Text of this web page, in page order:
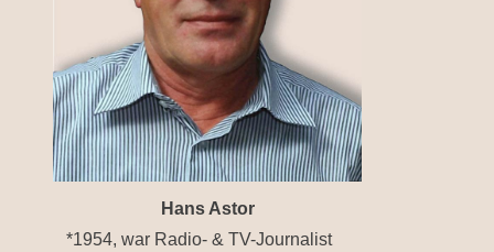
Hans Astor
*1954, war Radio- & TV-Journalist